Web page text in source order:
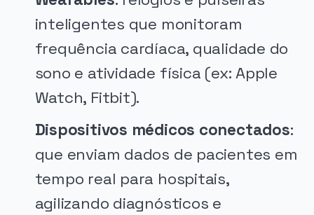
inteligentes que monitoram
frequência cardíaca, qualidade do
sono e atividade física (ex: Apple
Watch, Fitbit).
Dispositivos médicos conectados:
que enviam dados de pacientes em
tempo real para hospitais,
agilizando diagnósticos e